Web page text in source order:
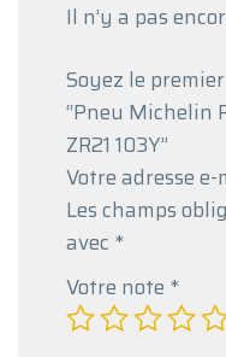
Il n’y a pas
Soyez le
“Pneu Michelin
ZR21 103Y”
Votre adresse
Les champs
avec *
Votre note *